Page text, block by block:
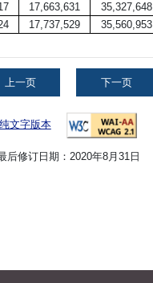
17,663,631 35,327,648
17,737,529 35,560,953
上一页 下一页
纯文字版本
后修订日期：2020年8月31日